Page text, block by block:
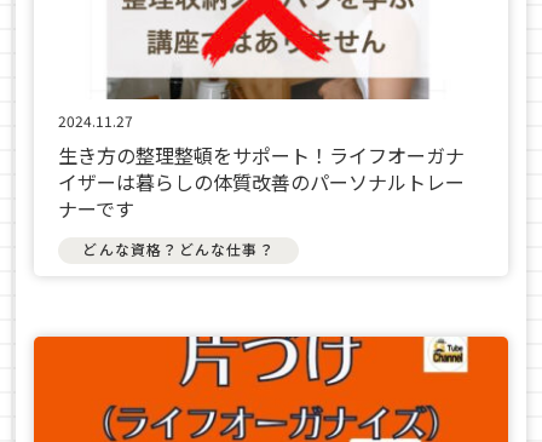
2024.11.27
生き方の整理整頓をサポート！ライフオーガナ
イザーは暮らしの体質改善のパーソナルトレー
ナーです
どんな資格？どんな仕事？